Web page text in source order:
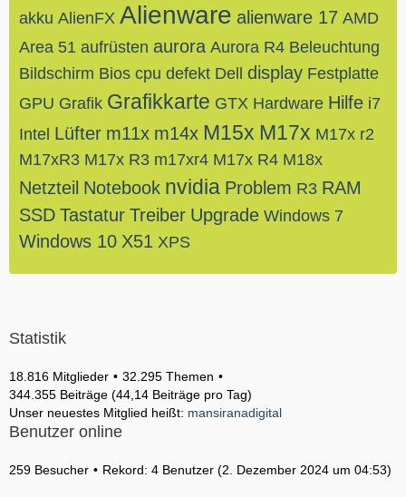
akku AlienFX Alienware alienware 17 AMD
Area 51 aufrüsten aurora Aurora R4 Beleuchtung
Bildschirm Bios cpu defekt Dell display Festplatte
GPU Grafik Grafikkarte GTX Hardware Hilfe i7
Intel Lüfter m11x m14x M15x M17x M17x r2
M17xR3 M17x R3 m17xr4 M17x R4 M18x
Netzteil Notebook nvidia Problem R3 RAM
SSD Tastatur Treiber Upgrade Windows 7
Windows 10 X51 XPS
Statistik
18.816 Mitglieder
32.295 Themen
344.355 Beiträge (44,14 Beiträge pro Tag)
Unser neuestes Mitglied heißt: mansiranadigital
Benutzer online
259 Besucher Rekord: 4 Benutzer (2. Dezember 2024 um 04:53)